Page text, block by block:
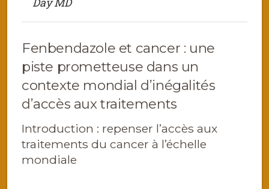
Fenbendazole et cancer : une
piste prometteuse dans un
contexte mondial d’inégalités
d’accès aux traitements
Introduction : repenser l’accès aux
traitements du cancer à l’échelle
mondiale